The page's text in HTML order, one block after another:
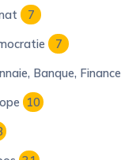
7
7
Banque, Finance
10